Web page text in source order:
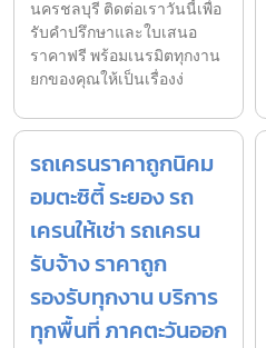
นครชลบุรี ติดต่อเราวันนี้เพื่อ
รับคำปรึกษาและใบเสนอ
ราคาฟรี พร้อมเนรมิตทุกงาน
ยกของคุณให้เป็นเรื่องง่
รถเครนราคาถูกนิคม
อมตะซิตี้ ระยอง รถ
เครนให้เช่า รถเครน
รับจ้าง ราคาถูก
รองรับทุกงาน บริการ
ทุกพื้นที่ ภาคตะวันออก